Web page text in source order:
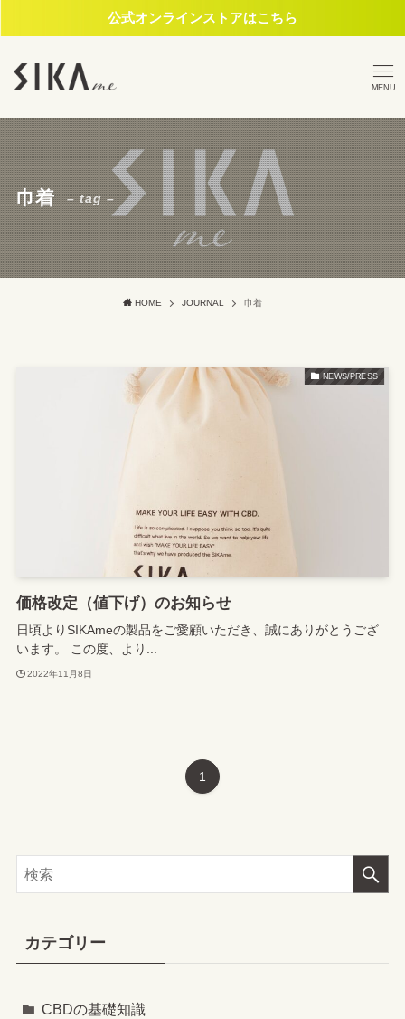
公式オンラインストアはこちら
MENU
巾着 – tag –
HOME JOURNAL 巾着
NEWS/PRESS
価格改定（値下げ）のお知らせ
日頃よりSIKAmeの製品をご愛顧いただき、誠にありがとうござ
います。 この度、より...
2022年11月8日
1
カテゴリー
CBDの基礎知識